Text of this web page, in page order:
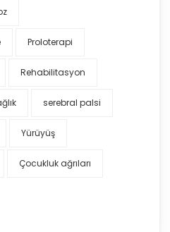
Proloterapi
Rehabilitasyon
serebral palsi
Yürüyüş
Çocukluk ağrıları